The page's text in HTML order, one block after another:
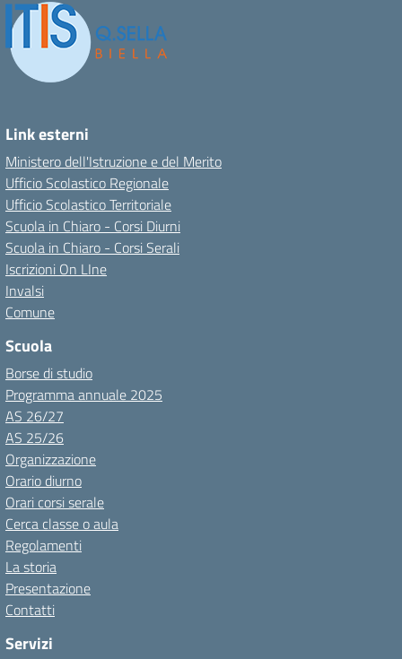
Link esterni
Ministero dell'Istruzione e del Merito
Ufficio Scolastico Regionale
Ufficio Scolastico Territoriale
Scuola in Chiaro - Corsi Diurni
Scuola in Chiaro - Corsi Serali
Iscrizioni On LIne
Invalsi
Comune
Scuola
Borse di studio
Programma annuale 2025
AS 26/27
AS 25/26
Organizzazione
Orario diurno
Orari corsi serale
Cerca classe o aula
Regolamenti
La storia
Presentazione
Contatti
Servizi